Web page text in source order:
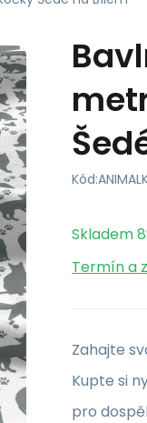
Kód:
Skladem
Termín a
Zahajte
Kupte si
pro